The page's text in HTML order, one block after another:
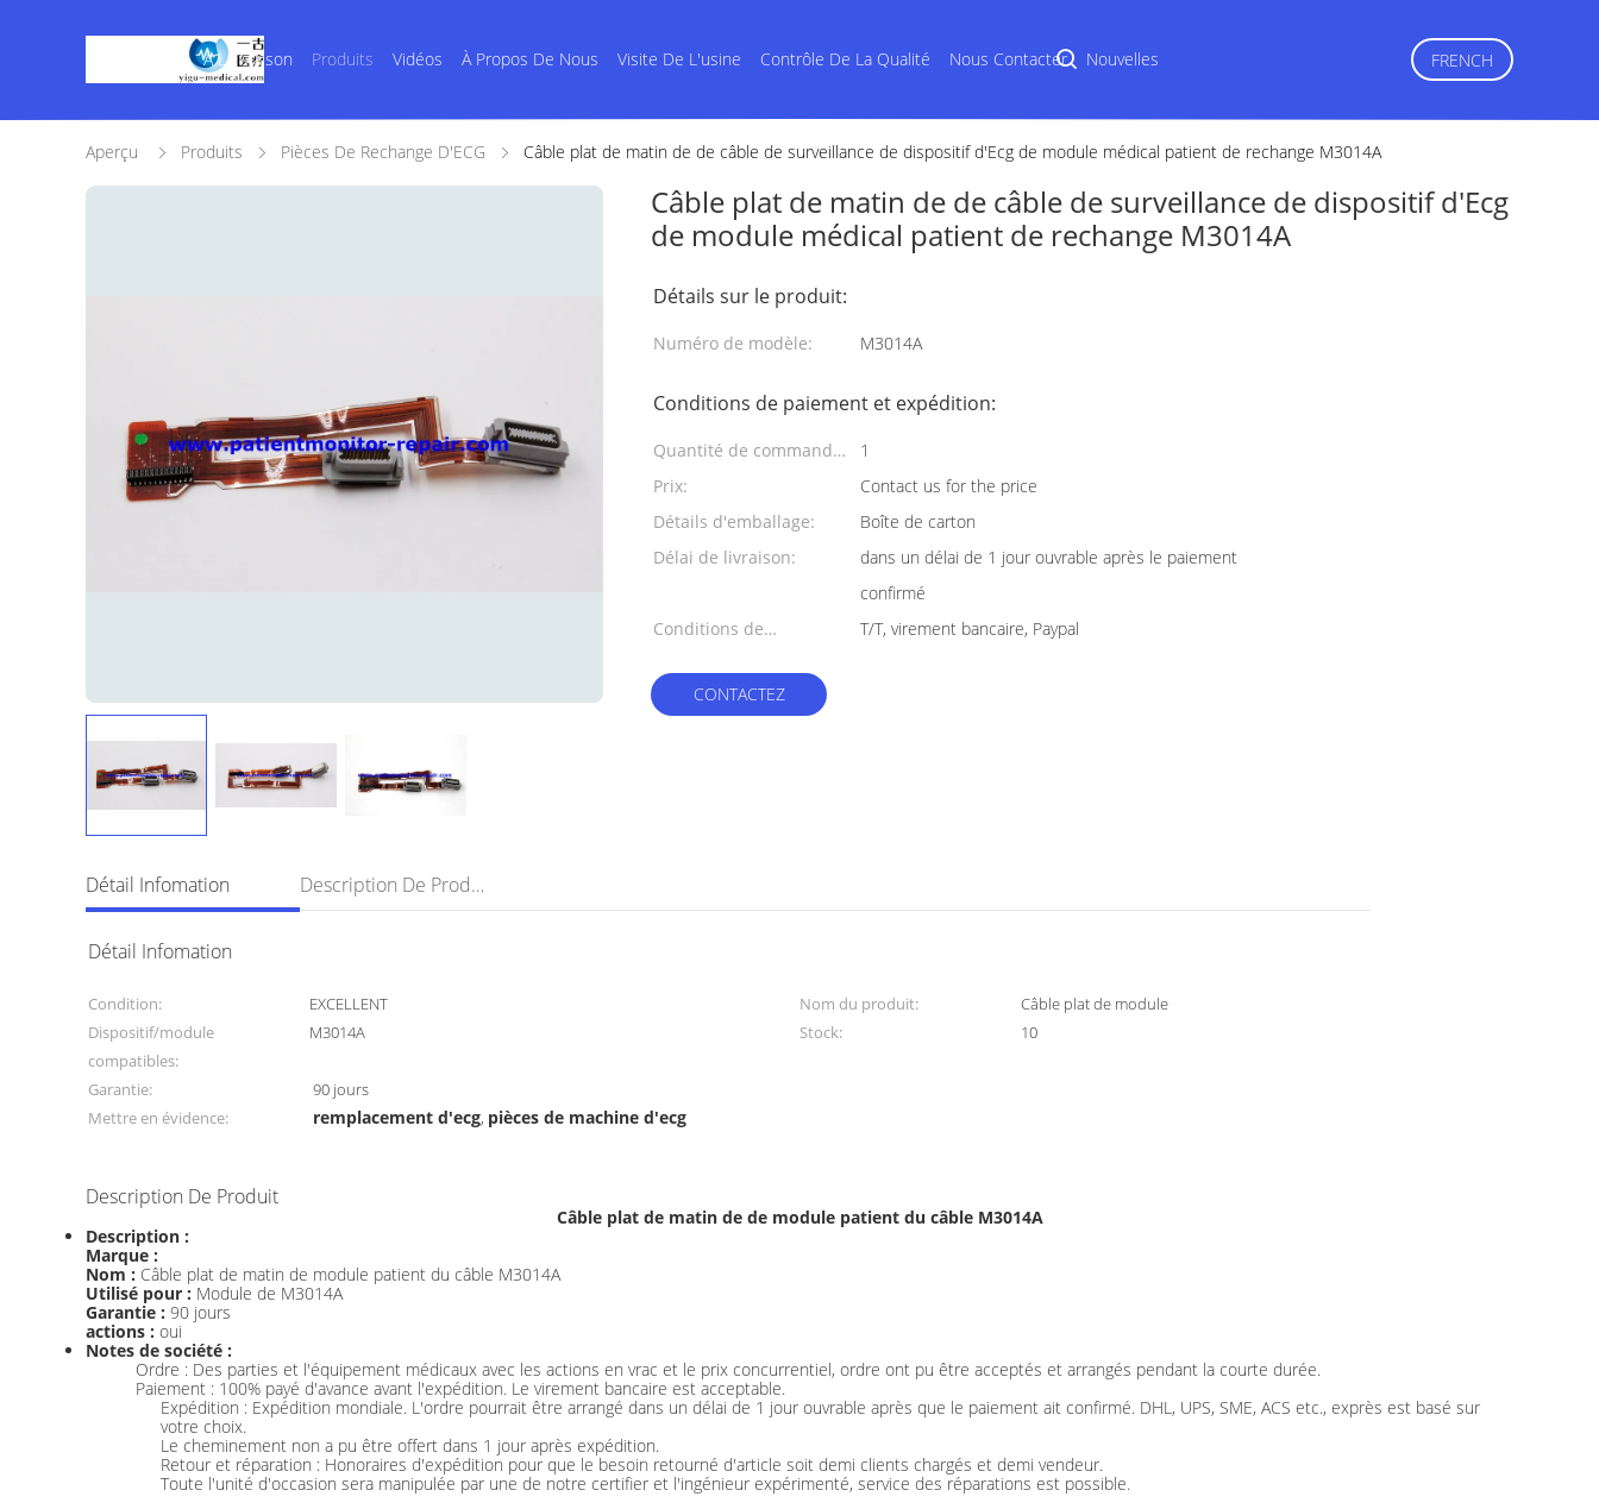
À La Maison Produits Vidéos À Propos De Nous Visite De L'usine Contrôle De La Qualité Nous Contacter Nouvelles FRENCH
Aperçu Produits Pièces De Rechange D'ECG Câble plat de matin de de câble de surveillance de dispositif d'Ecg de module médical patient de rechange M3014A
Câble plat de matin de de câble de surveillance de dispositif d'Ecg
de module médical patient de rechange M3014A
Détails sur le produit:
Numéro de modèle: M3014A
Conditions de paiement et expédition:
Quantité de commande
min:
1
Prix:
Contact us for the price
Détails d'emballage:
Boîte de carton
Délai de livraison:
dans un délai de 1 jour ouvrable après le paiement
confirmé
Conditions de
T/T, virement bancaire, Paypal
CONTACTEZ
Détail Infomation Description De Produit
Détail Infomation
Condition: EXCELLENT Nom du produit:
Câble plat de module
Dispositif/module
compatibles:
M3014A Stock: 10
Garantie:
90 jours
Mettre en évidence:
remplacement d'ecg, pièces de machine d'ecg
Description De Produit
Câble plat de matin de de module patient du câble M3014A
Description :
Marque :
Nom : Câble plat de matin de module patient du câble M3014A
Utilisé pour : Module de M3014A
Garantie : 90 jours
actions : oui
Notes de société :
Ordre : Des parties et l'équipement médicaux avec les actions en vrac et le prix concurrentiel, ordre ont pu être acceptés et arrangés pendant la courte durée.
Paiement : 100% payé d'avance avant l'expédition. Le virement bancaire est acceptable.
Expédition : Expédition mondiale. L'ordre pourrait être arrangé dans un délai de 1 jour ouvrable après que le paiement ait confirmé. DHL, UPS, SME, ACS etc., exprès est basé sur
votre choix.
Le cheminement non a pu être offert dans 1 jour après expédition.
Retour et réparation : Honoraires d'expédition pour que le besoin retourné d'article soit demi clients chargés et demi vendeur.
Toute l'unité d'occasion sera manipulée par une de notre certifier et l'ingénieur expérimenté, service des réparations est possible.